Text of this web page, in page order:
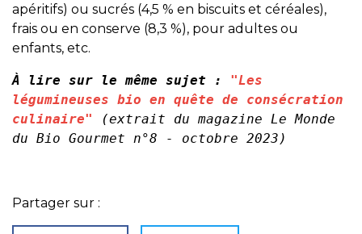
apéritifs) ou sucrés (4,5 % en biscuits et céréales),
frais ou en conserve (8,3 %), pour adultes ou
enfants, etc.
À lire sur le même sujet : "Les
légumineuses bio en quête de consécration
culinaire"
(extrait du magazine Le Monde
du Bio Gourmet n°8 - octobre 2023)
Partager sur :